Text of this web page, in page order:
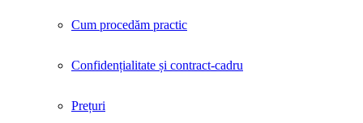
Cum procedăm practic
Confidențialitate și contract-cadru
Prețuri